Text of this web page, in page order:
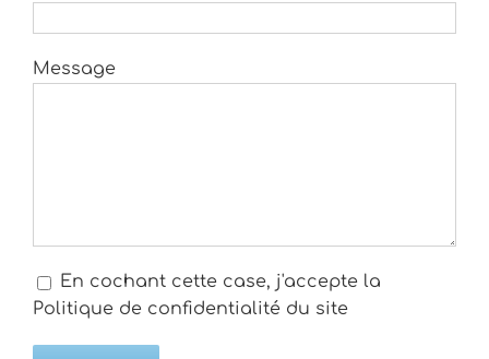
Message
En cochant cette case, j'accepte la
Politique de confidentialité du site